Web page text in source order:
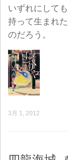
いずれにして
持って生まれ
のだろう。
3月 1, 2012